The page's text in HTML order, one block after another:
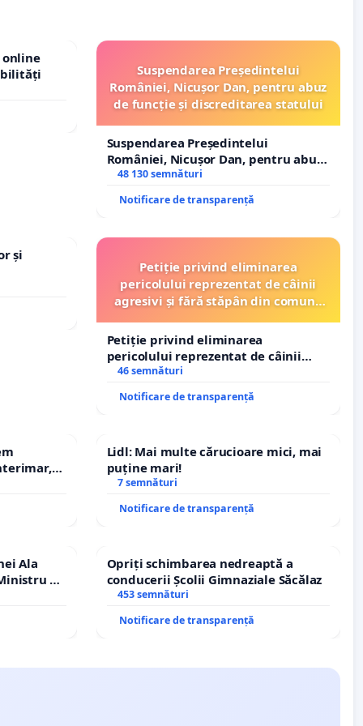
Suspendarea Președintelui
României, Nicușor Dan, pentru abuz
de funcție și discreditarea statului
Suspendarea Președintelui
României, Nicușor Dan, pentru abuz
de funcție și discreditarea statului
48 130 semnături
Notificare de transparență
și
Petiție privind eliminarea
pericolului reprezentat de câinii
agresivi și fără stăpân din comuna
Petiție privind eliminarea
pericolului reprezentat de câinii
agresivi și fără stăpân din comuna
46 semnături
Notificare de transparență
Lidl: Mai multe cărucioare mici, mai
puține mari!
7 semnături
Notificare de transparență
Ala
al
Opriți schimbarea nedreaptă a
conducerii Școlii Gimnaziale Săcălaz
453 semnături
Notificare de transparență